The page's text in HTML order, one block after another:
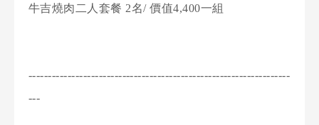
牛吉燒肉二人套餐 2名/價值4,400一組
-------------------------------------------------------------------
---